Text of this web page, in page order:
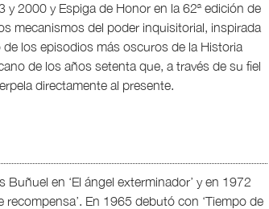
y 2000 y Espiga de Honor en la 62ª edición de
mecanismos del poder inquisitorial, inspirada
los episodios más oscuros de la Historia
de los años setenta que, a través de su fiel
directamente al presente.
en ‘El ángel exterminador’ y en 1972
En 1965 debutó con ‘Tiempo de